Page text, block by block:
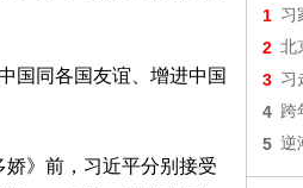
国同各国友谊、增进中国
》前，习近平分别接受
1 习
2 北
3 习
4 跨
5 逆